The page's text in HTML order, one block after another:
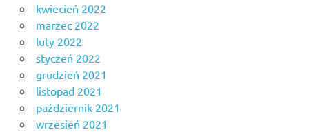
kwiecień 2022
marzec 2022
luty 2022
styczeń 2022
grudzień 2021
listopad 2021
październik 2021
wrzesień 2021